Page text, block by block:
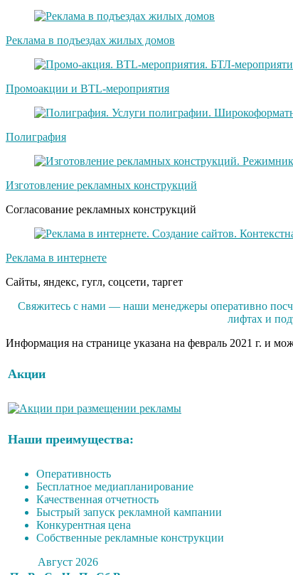
Реклама в подъездах жилых домов
Промоакции и BTL-мероприятия
Полиграфия
Изготовление рекламных конструкций
Согласование рекламных конструкций
Реклама в интернете
Сайты, яндекс, гугл, соцсети, таргет
Свяжитесь с нами — наши менеджеры оперативно
лифтах и
Информация на странице указана на февраль 2021 г. и
Акции
Наши преимущества:
Оперативность
Бесплатное медиапланирование
Качественная отчетность
Быстрый запуск рекламной кампании
Конкурентная цена
Собственные рекламные конструкции
Август 2026